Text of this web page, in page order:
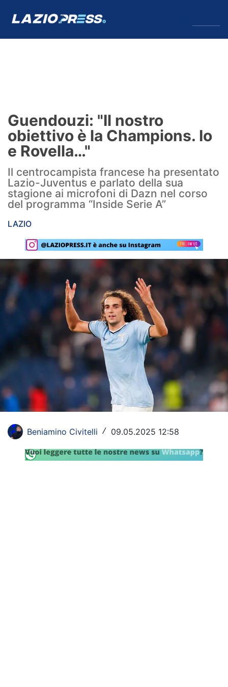
Formello
Infortuni
Primavera
Calciomercato
Lazio Women
Rassegna Lazio
Social
Calcio
Serie A
Champions League
Europa League
Formula 1
Tennis
Guendouzi: "Il nostro
obiettivo è la Champions. Io
e Rovella…"
Il centrocampista francese ha presentato
Lazio-Juventus e parlato della sua
stagione ai microfoni di Dazn nel corso
del programma “Inside Serie A”
LAZIO
Beniamino Civitelli / 09.05.2025 12:58